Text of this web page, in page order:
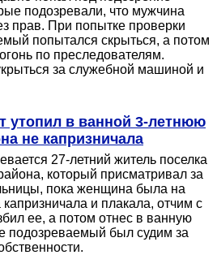
подозревали, что мужчина
прав. При попытке проверки
попытался скрыться, а потом
по преследователям.
за служебной машиной и
утопил в ванной 3-летнюю
не капризничала
27-летний житель поселка
который присматривал за
пока женщина была на
капризничала и плакала, отчим с
ее, а потом отнес в ванную
подозреваемый был судим за